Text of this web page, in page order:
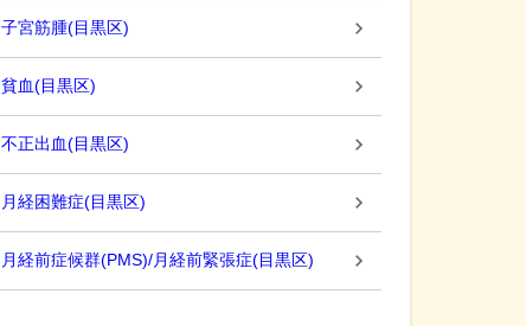
子宮筋腫(目黒区)
貧血(目黒区)
不正出血(目黒区)
月経困難症(目黒区)
月経前症候群(PMS)/月経前緊張症(目黒区)